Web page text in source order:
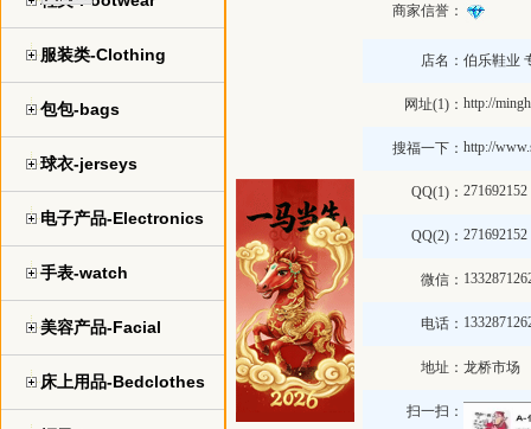
服装类-Clothing
包包-bags
球衣-jerseys
电子产品-Electronics
手表-watch
美容产品-Facial
床上用品-Bedclothes
商家信誉：
店名： 伯乐鞋业
网址(1)： http://
搜福一下： http://
QQ(1)： 271692152
QQ(2)： 271692152
微信：
电话：
地址： 龙桥市场
扫一扫：